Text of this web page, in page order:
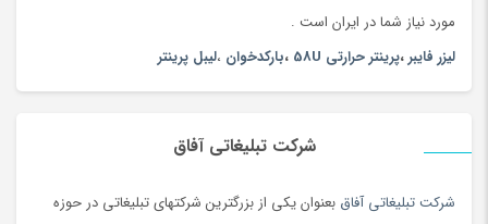
مورد نیاز شما در ایران است .
لیزر فایبر،پرینتر حرارتی 58U ،بارکدخوان ،لیبل پرینتر
شرکت تبلیغاتی آفاق
شرکت تبلیغاتی آفاق بعنوان یکی از بزرگترین شرکتهای تبلیغاتی در حوزه